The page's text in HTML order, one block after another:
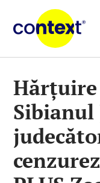
content
Știri
Explicative
Sibianul